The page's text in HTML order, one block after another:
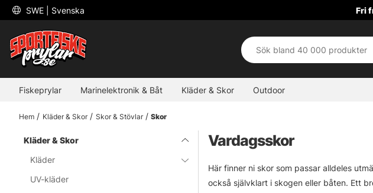
SWE | Svenska Fri
Fiskeprylar Marinelektronik & Båt Kläder & Skor Outdoor
Hem Kläder & Skor Skor & Stövlar Skor
Kläder & Skor
Kläder
UV-kläder
Vardagsskor
Här finner ni skor som passar alldeles
också självklart i skogen eller båten. Ett